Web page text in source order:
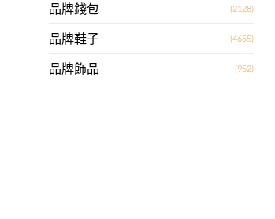
品牌錢包 (2128)
品牌鞋子 (4655)
品牌飾品 (952)